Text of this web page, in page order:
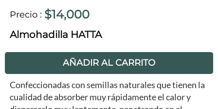
Precio : $14,000
Almohadilla HATTA
AÑADIR AL CARRITO
Confeccionadas con semillas naturales que tienen la
cualidad de absorber muy rápidamente el calor y